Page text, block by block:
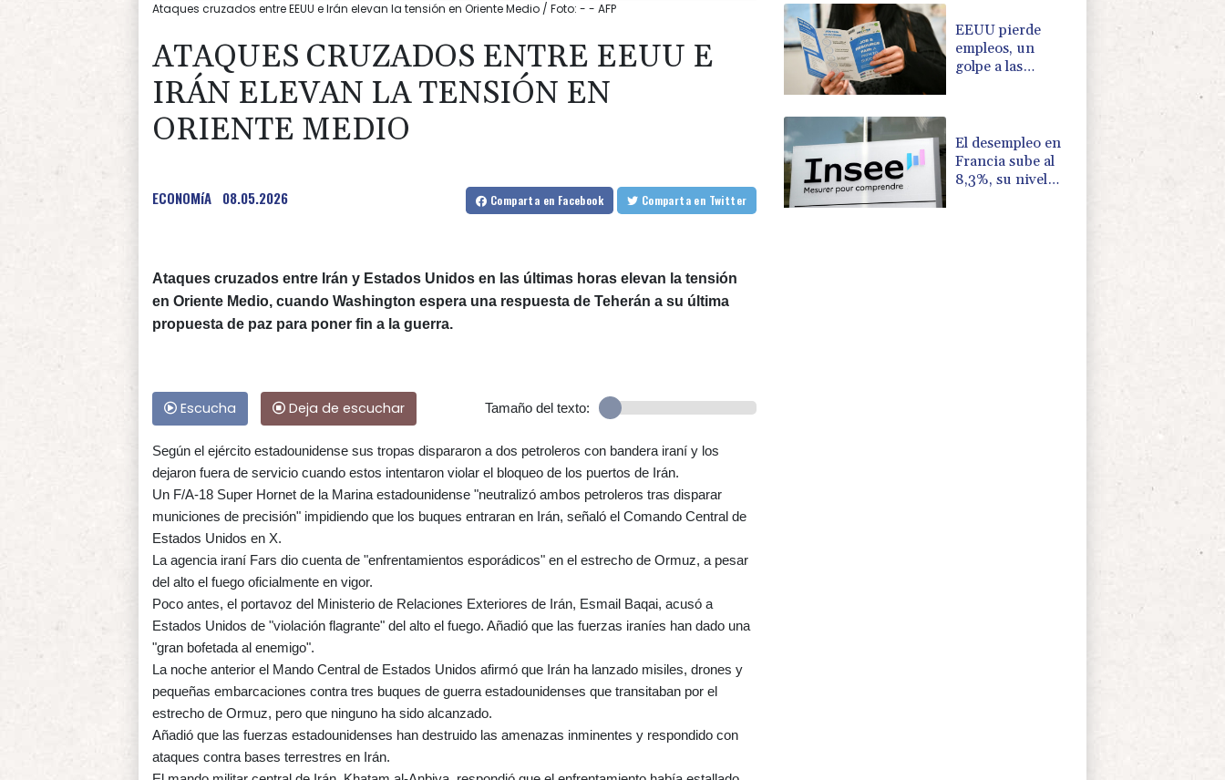
Ataques cruzados entre EEUU e Irán elevan la tensión en Oriente Medio / Foto: - - AFP
ATAQUES CRUZADOS ENTRE EEUU E
IRÁN ELEVAN LA TENSIÓN EN
ORIENTE MEDIO
ECONOMíA 08.05.2026 Comparta en Facebook Comparta en Twitter
Ataques cruzados entre Irán y Estados Unidos en las últimas horas elevan la tensión
en Oriente Medio, cuando Washington espera una respuesta de Teherán a su última
propuesta de paz para poner fin a la guerra.
Escucha Deja de escuchar Tamaño del texto:
Según el ejército estadounidense sus tropas dispararon a dos petroleros con bandera iraní y los
dejaron fuera de servicio cuando estos intentaron violar el bloqueo de los puertos de Irán.
Un F/A-18 Super Hornet de la Marina estadounidense "neutralizó ambos petroleros tras disparar
municiones de precisión" impidiendo que los buques entraran en Irán, señaló el Comando Central de
Estados Unidos en X.
La agencia iraní Fars dio cuenta de "enfrentamientos esporádicos" en el estrecho de Ormuz, a pesar
del alto el fuego oficialmente en vigor.
Poco antes, el portavoz del Ministerio de Relaciones Exteriores de Irán, Esmail Baqai, acusó a
Estados Unidos de "violación flagrante" del alto el fuego. Añadió que las fuerzas iraníes han dado una
"gran bofetada al enemigo".
La noche anterior el Mando Central de Estados Unidos afirmó que Irán ha lanzado misiles, drones y
pequeñas embarcaciones contra tres buques de guerra estadounidenses que transitaban por el
estrecho de Ormuz, pero que ninguno ha sido alcanzado.
Añadió que las fuerzas estadounidenses han destruido las amenazas inminentes y respondido con
ataques contra bases terrestres en Irán.
EEUU pierde
empleos, un
golpe a las
El desempleo en
Francia sube al
8,3%, su nivel